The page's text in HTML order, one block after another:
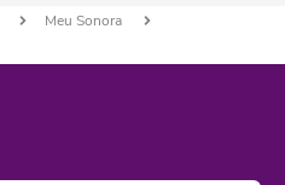
Meu Sonora